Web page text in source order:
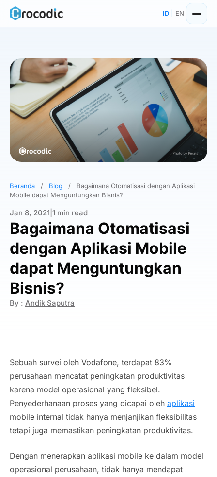
Skip
ID EN
Beranda / Blog /
Bagaimana Otomatisasi dengan Aplikasi
Mobile dapat Menguntungkan Bisnis?
Jan 8, 2021 1 min read
Bagaimana Otomatisasi
dengan Aplikasi Mobile
dapat Menguntungkan
Bisnis?
By : Andik Saputra
Sebuah survei oleh Vodafone, terdapat 83%
perusahaan mencatat peningkatan produktivitas
karena model operasional yang fleksibel.
Penyederhanaan proses yang dicapai oleh aplikasi
mobile internal tidak hanya menjanjikan fleksibilitas
tetapi juga memastikan peningkatan produktivitas.
Dengan menerapkan aplikasi mobile ke dalam model
operasional perusahaan, tidak hanya mendapat